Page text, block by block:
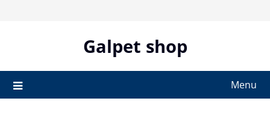
Galpet shop
Menu